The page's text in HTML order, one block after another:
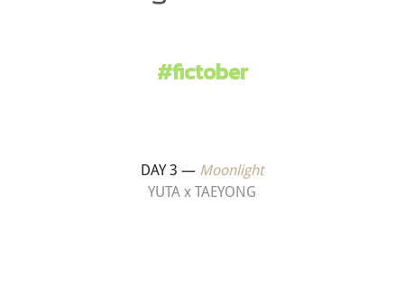
#fictober
DAY 3 — Moonlight
YUTA x TAEYONG